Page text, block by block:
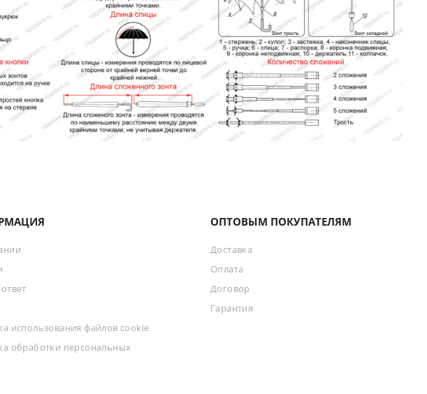
использования файлов cookie
обработки персональных
ОПТОВЫМ ПОКУПАТЕЛЯМ
Доставка
Оплата
Договор
Гарантия